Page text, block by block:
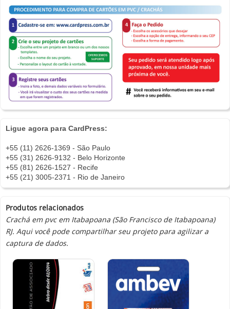
Ligue agora para CardPress:
+55 (11) 2626-1369 - São Paulo
+55 (31) 2626-9132 - Belo Horizonte
+55 (81) 2626-1527 - Recife
+55 (21) 3005-2371 - Rio de Janeiro
Produtos relacionados
Crachá em pvc em Itabapoana (São Francisco de Itabapoana)
RJ. Aqui você pode compartilhar seu projeto para agilizar a
captura de dados.